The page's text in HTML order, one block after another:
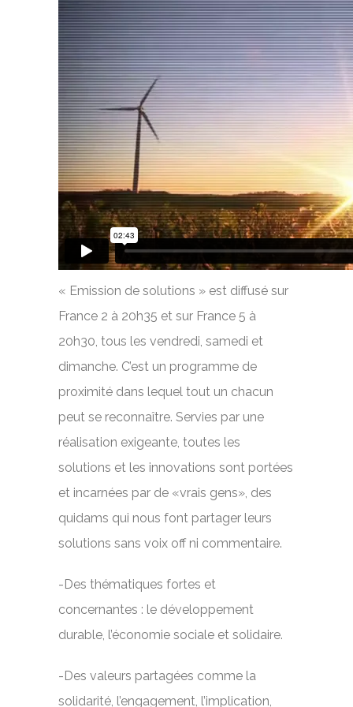
« Emission de solutions » est diffusé sur
France 2 à 20h35 et sur France 5 à
20h30, tous les vendredi, samedi et
dimanche. C’est un programme de
proximité dans lequel tout un chacun
peut se reconnaître. Servies par une
réalisation exigeante, toutes les
solutions et les innovations sont portées
et incarnées par de «vrais gens», des
quidams qui nous font partager leurs
solutions sans voix off ni commentaire.
-Des thématiques fortes et
concernantes : le développement
durable, l’économie sociale et solidaire.
-Des valeurs partagées comme la
solidarité, l’engagement, l’implication,